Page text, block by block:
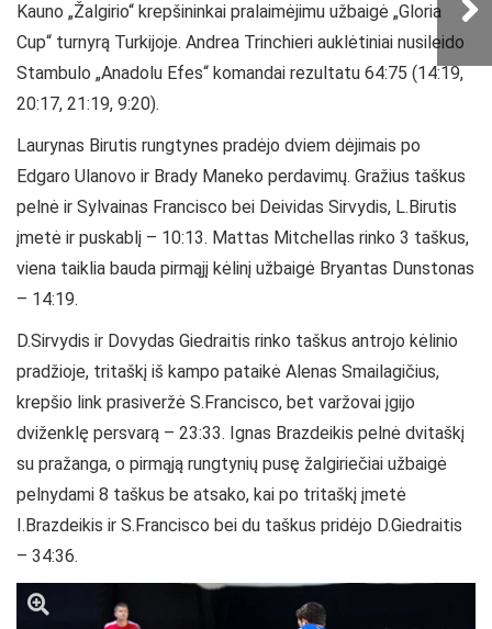
Kauno „Žalgirio“ krepšininkai pralaimėjimu užbaigė „Gloria
Cup“ turnyrą Turkijoje. Andrea Trinchieri auklėtiniai nusileido
Stambulo „Anadolu Efes“ komandai rezultatu 64:75 (14:19,
20:17, 21:19, 9:20).
Laurynas Birutis rungtynes pradėjo dviem dėjimais po
Edgaro Ulanovo ir Brady Maneko perdavimų. Gražius taškus
pelnė ir Sylvainas Francisco bei Deividas Sirvydis, L.Birutis
įmetė ir puskablį – 10:13. Mattas Mitchellas rinko 3 taškus,
viena taiklia bauda pirmąjį kėlinį užbaigė Bryantas Dunstonas
– 14:19.
D.Sirvydis ir Dovydas Giedraitis rinko taškus antrojo kėlinio
pradžioje, tritaškį iš kampo pataikė Alenas Smailagičius,
krepšio link prasiveržė S.Francisco, bet varžovai įgijo
dviženklę persvarą – 23:33. Ignas Brazdeikis pelnė dvitaškį
su pražanga, o pirmąją rungtynių pusę žalgiriečiai užbaigė
pelnydami 8 taškus be atsako, kai po tritaškį įmetė
I.Brazdeikis ir S.Francisco bei du taškus pridėjo D.Giedraitis
– 34:36.